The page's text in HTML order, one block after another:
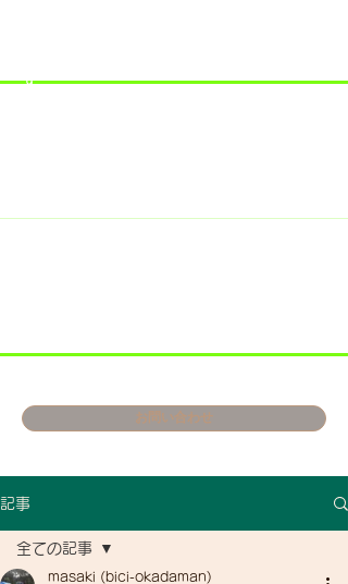
す。
お問い合わせ
記事
全ての記事
masaki (bici-okadaman)